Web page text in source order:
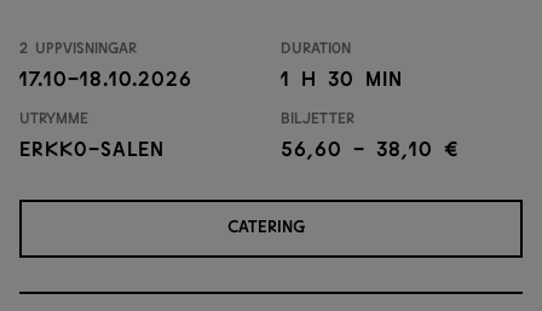
2 uppvisningar
17.10-18.10.2026
Duration
1 h 30 min
Utrymme
Erkko-salen
Biljetter
56,60 - 38,10 €
CATERING